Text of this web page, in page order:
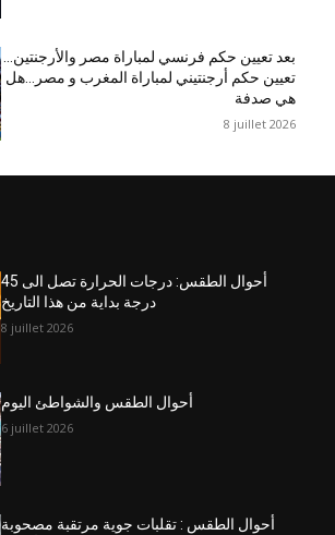
بعد تعيين حكم فرنسي لمباراة مصر والأرجنتين…
تعيين حكم أرجنتيني لمباراة المغرب و مصر…هل
هي صدفة
8 juillet 2026
أحوال الطقس: درجات الحرارة تصل الى 45
درجة بداية من هذا التاريخ
8 juillet 2026
أحوال الطقس والشواطئ اليوم
6 juillet 2026
أحوال الطقس : تقلبات جوية مرتقبة مصحوبة